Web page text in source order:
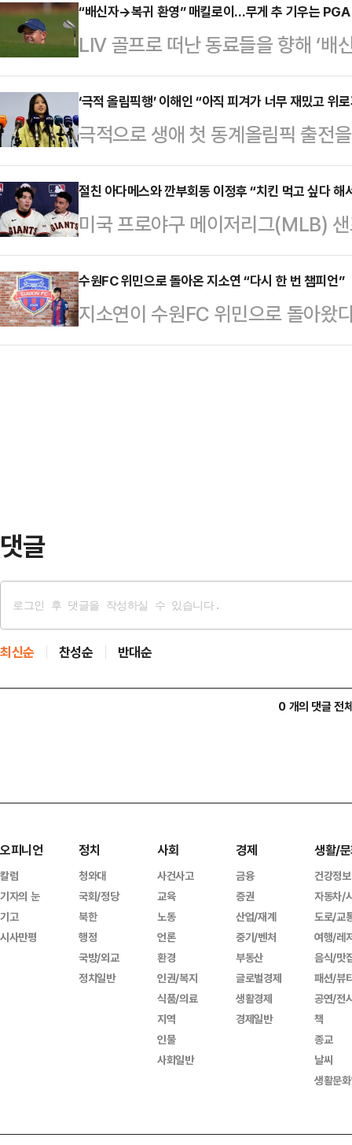
코치가 새롭게 합류하고, 배요한 컨
이동했다.2군은 황현철 QC(퀄리
롭게 선임하고, 최상덕 투수 총괄,
닝 코치가 보직을 이동했다.마지막
잔류군으로 이동하고, 신규로 이동
허일상 …
“배신자→복귀 환영” 매킬로이…무게 추 기우는
LIV 골프로 떠난 동료들을 향해 ‘배
리 매킬로이가 180도 달라진 태도
스포츠 팟캐스트에 출연해 “LIV 골
모르지만, 명성을 잃었고 골프계 중
치렀다”라고 말했다.이어 “브라이
PGA 투어를 더 강하게 만드는 선
대표하는 선수 중 하나인 매킬로이
레이어들…
‘극적 올림픽행’ 이해인 “아직 피겨가 너무 재밌고 위
극적으로 생애 첫 동계올림픽 출전
2026 밀라노·코르티나담페초 동
태릉 실내빙상장에서 취재진과 만
너무 감사하다. 올림픽에 출전할 수
따게 돼 너무 기쁘다”라고 웃음을
크에서 열린 KB금융 제80회 전국
가대표 2차 선발전 여자 싱글 프리
해인은 1차 선발전…
절친 아다메스와 깐부회동 이정후 “치킨 먹고 싶다 해
미국 프로야구 메이저리그(MLB)
정후가 절친한 팀 동료 윌리 아다메
정후는 6일 서울 종로구의 한 고택
한식과 한국 전통 놀이를 체험한 뒤
을 때 맛있는 음식을 먹고 싶다해서
수원FC 위민으로 돌아온 지소연 “다시 한 번 챔피언”
지소연이 수원FC 위민으로 돌아
‘대한민국 여자축구 최고의 선수’
댓글
최신순 찬성순 반대순
0 개의 댓글 전
오피니언
칼럼
기자의 눈
기고
시사만평
정치
청와대
국회/정당
북한
행정
국방/외교
정치일반
사회
사건사고
교육
노동
언론
환경
인권/복지
식품/의료
지역
인물
사회일반
경제
금융
증권
산업/재계
중기/벤처
부동산
글로벌경제
생활경제
경제일반
생활/
건강정보
자동차/
도로/교
여행/레
음식/맛
패션/뷰
공연/전
책
종교
날씨
생활문